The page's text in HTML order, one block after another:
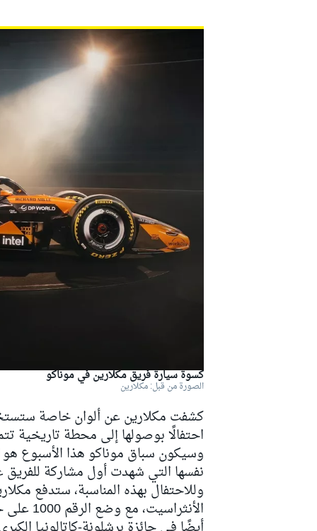
كسوة سيارة فريق مكلارين في موناكو
الصورة من قبل: مكلارين
كشفت مكلارين عن ألوان خاصة
احتفالًا بوصولها إلى محطة تاريخية تتمثل في
نفسها التي شهدت أول مشاركة للفريق عام 1966 بقيادة مؤسسه بروس
وللاحتفال بهذه المناسبة، ستدفع